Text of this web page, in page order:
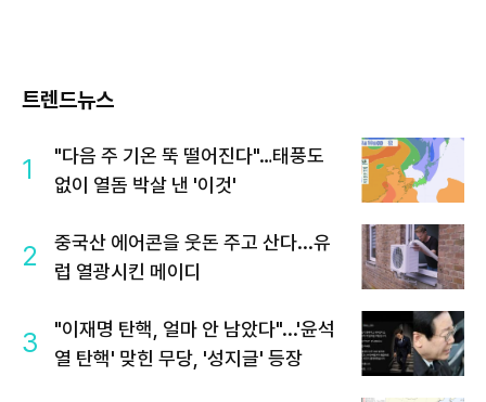
트렌드뉴스
1
"다음 주 기온 뚝 떨어진다"…태풍도
없이 열돔 박살 낸 '이것'
2
중국산 에어콘을 웃돈 주고 산다...유
럽 열광시킨 메이디
3
"이재명 탄핵, 얼마 안 남았다"...'윤석
열 탄핵' 맞힌 무당, '성지글' 등장